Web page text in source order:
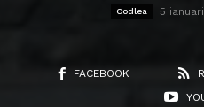
Codlea 5
FACEBOOK